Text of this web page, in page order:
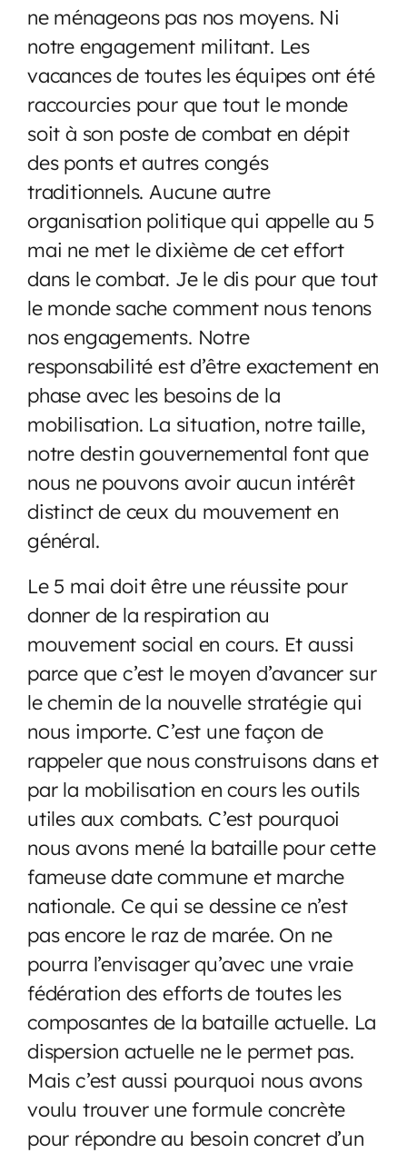
ne ménageons pas nos moyens. Ni
notre engagement militant. Les
vacances de toutes les équipes ont été
raccourcies pour que tout le monde
soit à son poste de combat en dépit
des ponts et autres congés
traditionnels. Aucune autre
organisation politique qui appelle au 5
mai ne met le dixième de cet effort
dans le combat. Je le dis pour que tout
le monde sache comment nous tenons
nos engagements. Notre
responsabilité est d’être exactement en
phase avec les besoins de la
mobilisation. La situation, notre taille,
notre destin gouvernemental font que
nous ne pouvons avoir aucun intérêt
distinct de ceux du mouvement en
général.
Le 5 mai doit être une réussite pour
donner de la respiration au
mouvement social en cours. Et aussi
parce que c’est le moyen d’avancer sur
le chemin de la nouvelle stratégie qui
nous importe. C’est une façon de
rappeler que nous construisons dans et
par la mobilisation en cours les outils
utiles aux combats. C’est pourquoi
nous avons mené la bataille pour cette
fameuse date commune et marche
nationale. Ce qui se dessine ce n’est
pas encore le raz de marée. On ne
pourra l’envisager qu’avec une vraie
fédération des efforts de toutes les
composantes de la bataille actuelle. La
dispersion actuelle ne le permet pas.
Mais c’est aussi pourquoi nous avons
voulu trouver une formule concrète
pour répondre au besoin concret d’un